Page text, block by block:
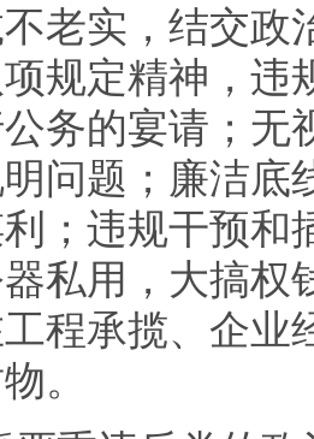
老实，结交政
规定精神，违
务的宴请；无
问题；廉洁底
；违规干预和
私用，大搞权
程承揽、企业
。